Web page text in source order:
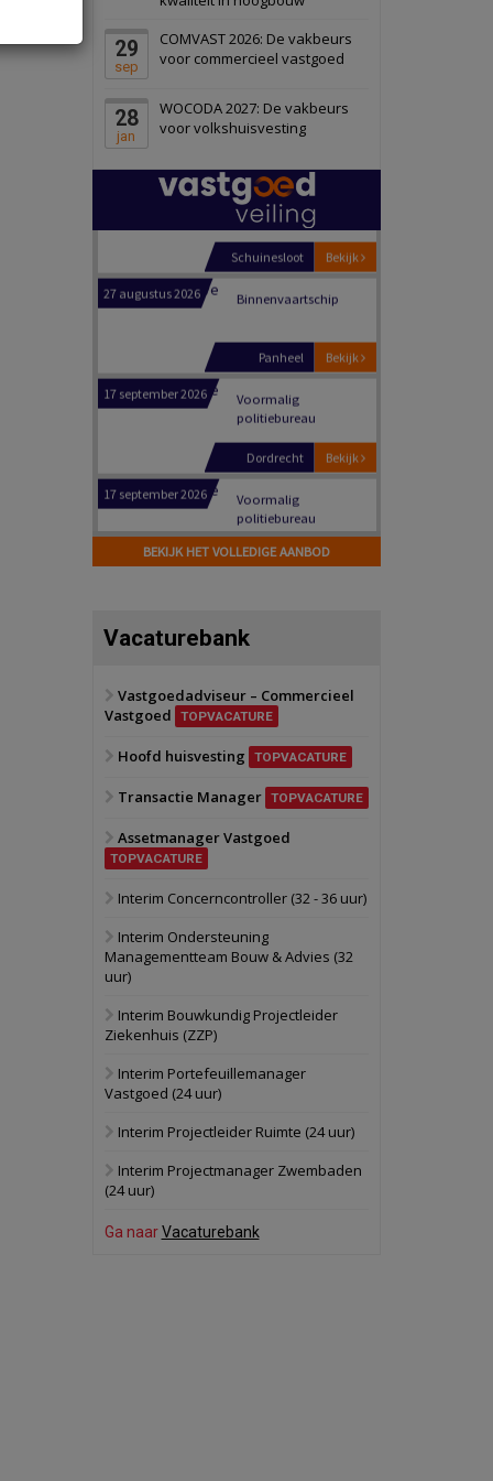
29
sep
COMVAST 2026: De vakbeurs
voor commercieel vastgoed
28
jan
WOCODA 2027: De vakbeurs
voor volkshuisvesting
Schiedam
22 september 2026 Attractiepark
Bekijk
Oranje
28 september 2026
bedrijventerrein
Schuinesloot
Binnenvaartschip
Voormalig
politiebureau
Dordrecht
Voormalig
politiebureau
Hilversum
17 september 2026
Voormalig
Zwanenburg
6 oktober 2026 Transformatieobject
22 september 2026
28 september 2026
Grootschalig
Bekijk
Schuinesloot
politiebureau
BEKIJK HET VOLLEDIGE AANBOD
Vacaturebank
Vastgoedadviseur – Commercieel
Vastgoed
TOPVACATURE
Hoofd huisvesting TOPVACATURE
Transactie Manager TOPVACATURE
Assetmanager Vastgoed
TOPVACATURE
Interim Concerncontroller (32 - 36 uur)
Interim Ondersteuning
Managementteam Bouw & Advies (32
uur)
Interim Bouwkundig Projectleider
Ziekenhuis (ZZP)
Interim Portefeuillemanager
Vastgoed (24 uur)
Interim Projectleider Ruimte (24 uur)
Interim Projectmanager Zwembaden
(24 uur)
Ga naarVacaturebank